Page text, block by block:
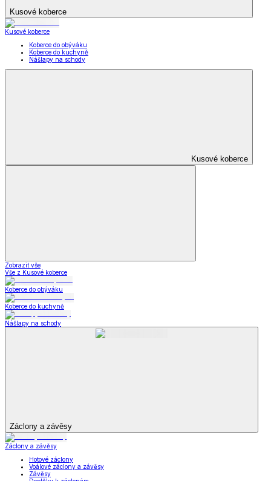
Kusové koberce
Kusové koberce
Koberce do obýváku
Koberce do kuchyně
Nášlapy na schody
Kusové koberce
Zobrazit vše
Vše z Kusové koberce
Koberce do obýváku
Koberce do kuchyně
Nášlapy na schody
Záclony a závěsy
Záclony a závěsy
Hotové záclony
Voálové záclony a závěsy
Závěsy